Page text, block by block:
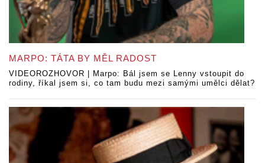
MARPO: TÁTA BY MĚL RADOST
VIDEOROZHOVOR | Marpo: Bál jsem se Lenny vstoupit do
rodiny, říkal jsem si, co tam budu mezi samými umělci dělat?